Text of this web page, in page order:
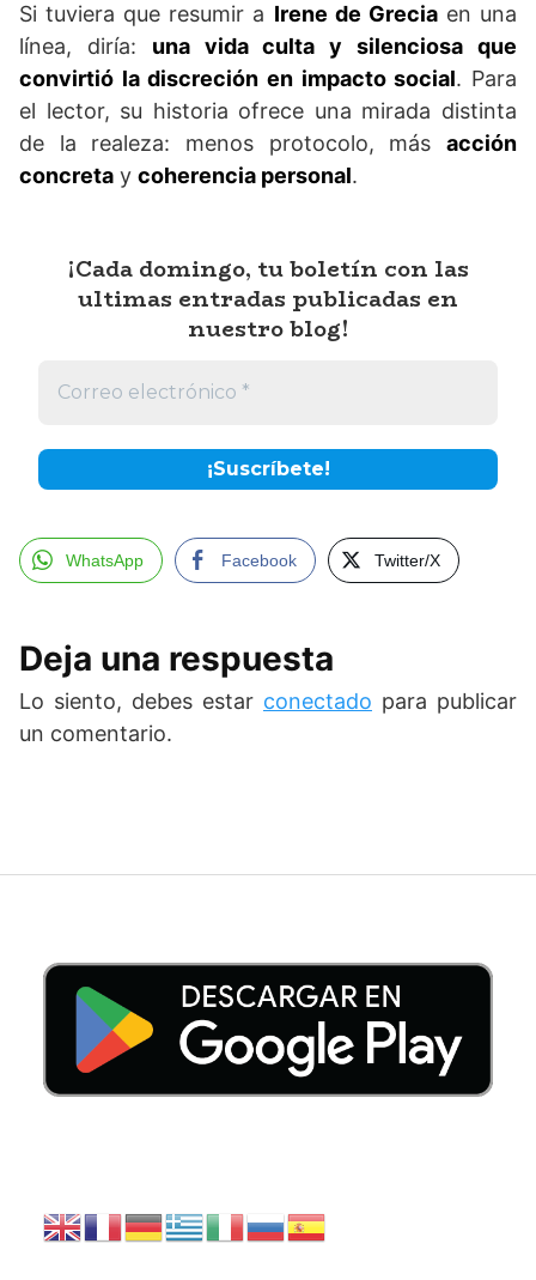
Si tuviera que resumir a Irene de Greciaen una
línea, diría: una vida culta y silenciosa que
convirtió la discreción en impacto social. Para
el lector, su historia ofrece una mirada distinta
de la realeza: menos protocolo, más acción
concreta y coherencia personal.
¡Cada domingo, tu boletín con las
ultimas entradas publicadas en
nuestro blog!
WhatsApp Facebook Twitter/X
Deja una respuesta
Lo siento, debes estar conectado para publicar
un comentario.